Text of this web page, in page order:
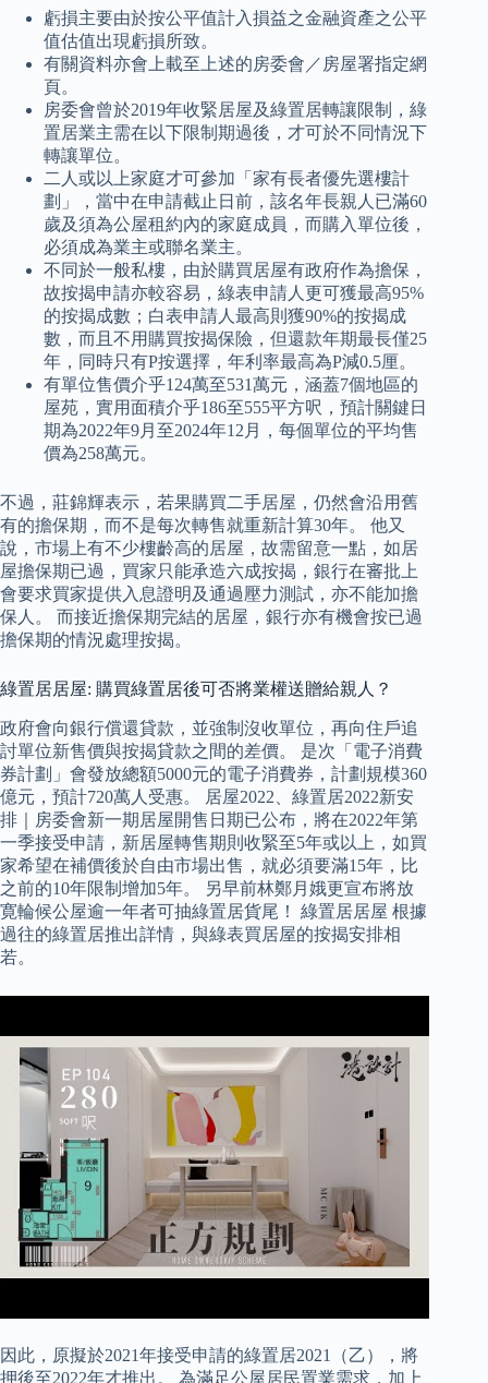
虧損主要由於按公平值計入損益之金融資產之公平
值估值出現虧損所致。
有關資料亦會上載至上述的房委會／房屋署指定網
頁。
房委會曾於2019年收緊居屋及綠置居轉讓限制，綠
置居業主需在以下限制期過後，才可於不同情況下
轉讓單位。
二人或以上家庭才可參加「家有長者優先選樓計
劃」，當中在申請截止日前，該名年長親人已滿60
歲及須為公屋租約內的家庭成員，而購入單位後，
必須成為業主或聯名業主。
不同於一般私樓，由於購買居屋有政府作為擔保，
故按揭申請亦較容易，綠表申請人更可獲最高95%
的按揭成數；白表申請人最高則獲90%的按揭成
數，而且不用購買按揭保險，但還款年期最長僅25
年，同時只有P按選擇，年利率最高為P減0.5厘。
有單位售價介乎124萬至531萬元，涵蓋7個地區的
屋苑，實用面積介乎186至555平方呎，預計關鍵日
期為2022年9月至2024年12月，每個單位的平均售
價為258萬元。
不過，莊錦輝表示，若果購買二手居屋，仍然會沿用舊
有的擔保期，而不是每次轉售就重新計算30年。 他又
說，市場上有不少樓齡高的居屋，故需留意一點，如居
屋擔保期已過，買家只能承造六成按揭，銀行在審批上
會要求買家提供入息證明及通過壓力測試，亦不能加擔
保人。 而接近擔保期完結的居屋，銀行亦有機會按已過
擔保期的情況處理按揭。
綠置居居屋: 購買綠置居後可否將業權送贈給親人？
政府會向銀行償還貸款，並強制沒收單位，再向住戶追
討單位新售價與按揭貸款之間的差價。 是次「電子消費
券計劃」會發放總額5000元的電子消費券，計劃規模360
億元，預計720萬人受惠。 居屋2022、綠置居2022新安
排｜房委會新一期居屋開售日期已公布，將在2022年第
一季接受申請，新居屋轉售期則收緊至5年或以上，如買
家希望在補價後於自由市場出售，就必須要滿15年，比
之前的10年限制增加5年。 另早前林鄭月娥更宣布將放
寛輪候公屋逾一年者可抽綠置居貨尾！ 綠置居居屋 根據
過往的綠置居推出詳情，與綠表買居屋的按揭安排相
若。
因此，原擬於2021年接受申請的綠置居2021（乙），將
押後至2022年才推出。 為滿足公屋居民置業需求，加上